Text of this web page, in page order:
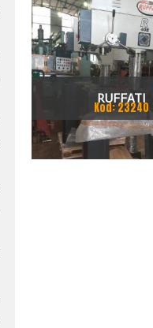
RUFFATI
Kod: 23240